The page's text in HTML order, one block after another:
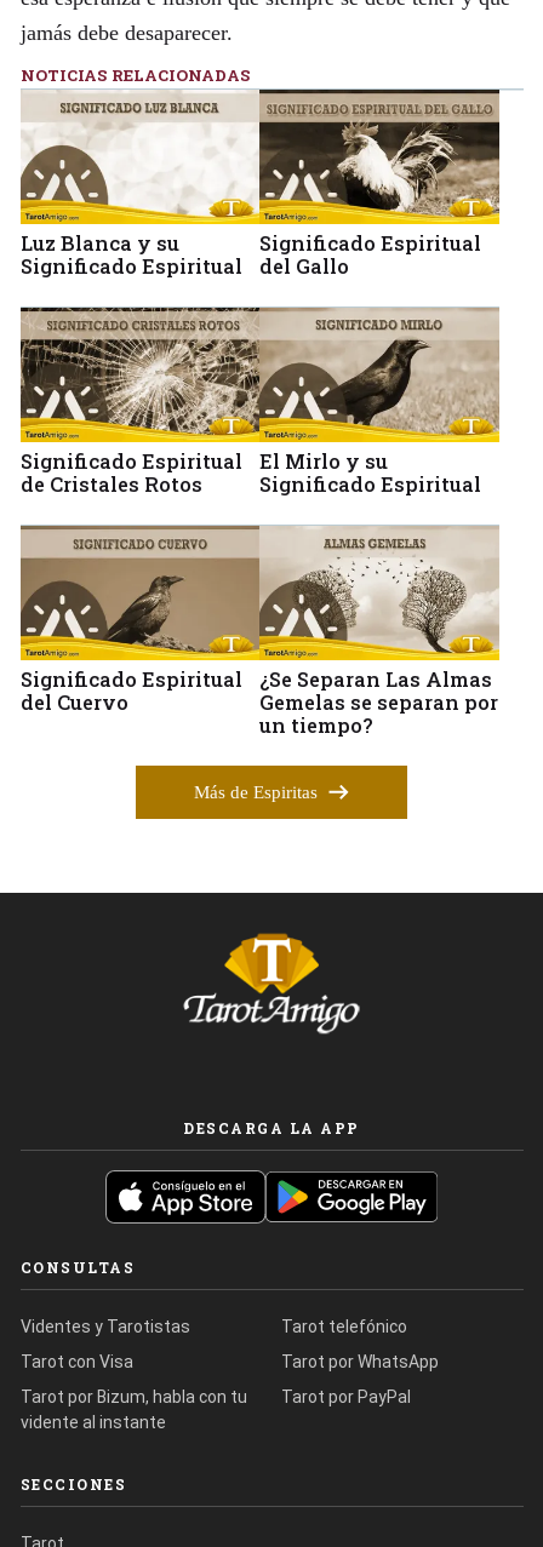
jamás debe desaparecer.
NOTICIAS RELACIONADAS
Luz Blanca y su
Significado Espiritual
Significado Espiritual
del Gallo
Significado Espiritual
de Cristales Rotos
El Mirlo y su
Significado Espiritual
Significado Espiritual
del Cuervo
¿Se Separan Las Almas
Gemelas se separan por
un tiempo?
Más de Espiritas
DESCARGA LA APP
CONSULTAS
Videntes y Tarotistas
Tarot con Visa
Tarot por Bizum, habla con tu
vidente al instante
Tarot telefónico
Tarot por WhatsApp
Tarot por PayPal
SECCIONES
Tarot